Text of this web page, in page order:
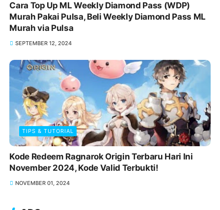
Cara Top Up ML Weekly Diamond Pass (WDP)
Murah Pakai Pulsa, Beli Weekly Diamond Pass ML
Murah via Pulsa
SEPTEMBER 12, 2024
TIPS & TUTORIAL
Kode Redeem Ragnarok Origin Terbaru Hari Ini
November 2024, Kode Valid Terbukti!
NOVEMBER 01, 2024